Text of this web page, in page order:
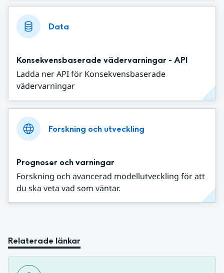
Data
Konsekvensbaserade vädervarningar - API
Ladda ner API för Konsekvensbaserade
vädervarningar
Forskning och utveckling
Prognoser och varningar
Forskning och avancerad modellutveckling för att
du ska veta vad som väntar.
Relaterade länkar